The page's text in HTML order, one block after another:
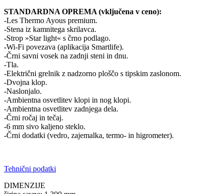
STANDARDNA OPREMA (vključena v ceno):
-Les Thermo Ayous premium.
-Stena iz kamnitega skrilavca.
-Strop »Star light« s črno podlago.
-Wi-Fi povezava (aplikacija Smartlife).
-Črni savni vosek na zadnji steni in dnu.
-Tla.
-Električni grelnik z nadzorno ploščo s tipskim zaslonom.
-Dvojna klop.
-Naslonjalo.
-Ambientna osvetlitev klopi in nog klopi.
-Ambientna osvetlitev zadnjega dela.
-Črni ročaj in tečaj.
-6 mm sivo kaljeno steklo.
-Črni dodatki (vedro, zajemalka, termo- in higrometer).
Tehnični podatki
DIMENZIJE